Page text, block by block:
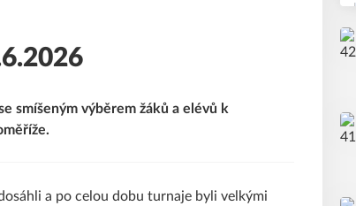
smíšeným výběrem žáků a elévů k
a po celou dobu turnaje byli velkými